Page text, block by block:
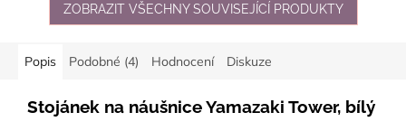
ZOBRAZIT VŠECHNY SOUVISEJÍCÍ PRODUKTY
Popis Podobné (4) Hodnocení Diskuze
Stojánek na náušnice Yamazaki Tower, bílý